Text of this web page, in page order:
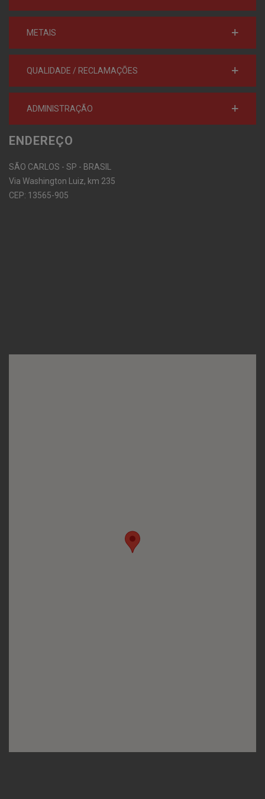
METAIS
QUALIDADE / RECLAMAÇÕES
ADMINISTRAÇÃO
ENDEREÇO
SÃO CARLOS - SP - BRASIL
Via Washington Luiz, km 235
CEP: 13565-905